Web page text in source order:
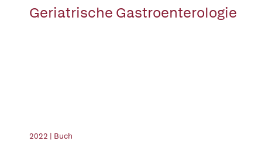
Geriatrische Gastroenterologie
2022 | Buch